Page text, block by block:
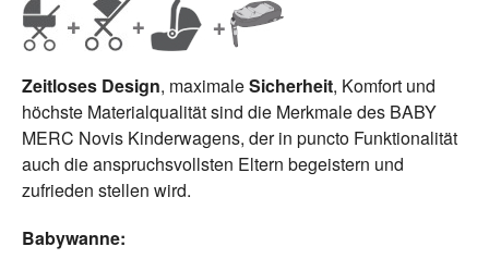
Zeitloses Design, maximaleSicherheit, Komfort und
höchste Materialqualität sind die Merkmale des BABY
MERC Novis Kinderwagens, der in puncto Funktionalität
auch die anspruchsvollsten Eltern begeistern und
zufrieden stellen wird.
Babywanne: